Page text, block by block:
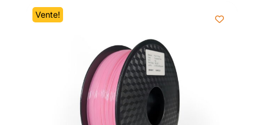
Vente!